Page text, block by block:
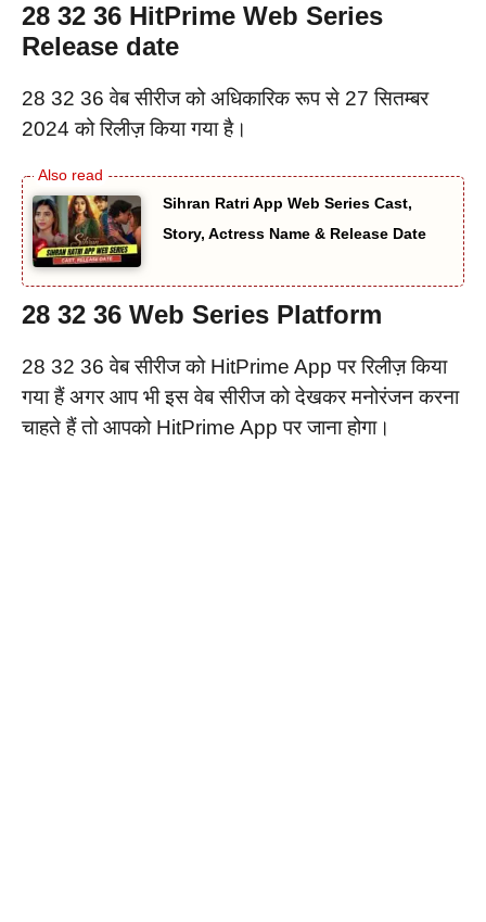
28 32 36 HitPrime Web Series
Release date
28 32 36 वेब सीरीज को अधिकारिक रूप से 27 सितम्बर
2024 को रिलीज़ किया गया है।
Sihran Ratri App Web Series Cast,
Story, Actress Name & Release Date
28 32 36 Web Series Platform
28 32 36 वेब सीरीज को HitPrime App पर रिलीज़ किया
गया हैं अगर आप भी इस वेब सीरीज को देखकर मनोरंजन करना
चाहते हैं तो आपको HitPrime App पर जाना होगा।